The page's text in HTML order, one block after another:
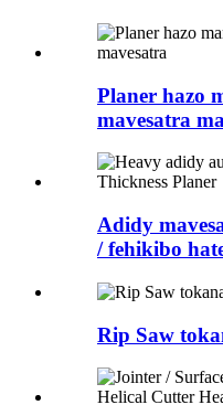
Planer hazo
mavesatra
Adidy
/ fehikibo
Rip Saw